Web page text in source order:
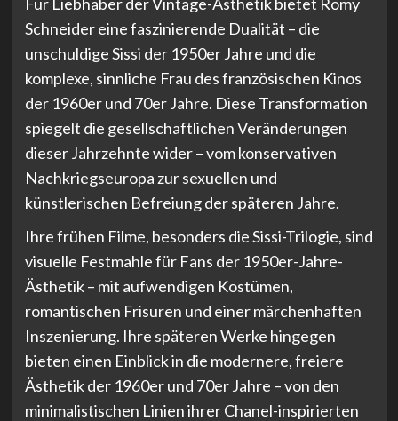
Schneider eine faszinierende Dualität – die
unschuldige Sissi der 1950er Jahre und die
komplexe, sinnliche Frau des französischen Kinos
der 1960er und 70er Jahre. Diese Transformation
spiegelt die gesellschaftlichen Veränderungen
dieser Jahrzehnte wider – vom konservativen
Nachkriegseuropa zur sexuellen und
künstlerischen Befreiung der späteren Jahre.
Ihre frühen Filme, besonders die Sissi-Trilogie, sind
visuelle Festmahle für Fans der 1950er-Jahre-
Ästhetik – mit aufwendigen Kostümen,
romantischen Frisuren und einer märchenhaften
Inszenierung. Ihre späteren Werke hingegen
bieten einen Einblick in die modernere, freiere
Ästhetik der 1960er und 70er Jahre – von den
minimalistischen Linien ihrer Chanel-inspirierten